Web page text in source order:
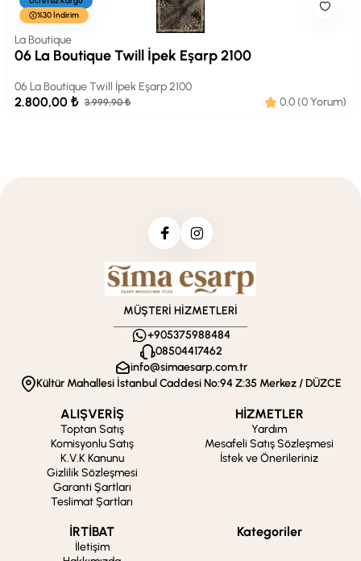
%30 İndirim
La Boutique
06 La Boutique Twill İpek Eşarp 2100
06 La Boutique Twill İpek Eşarp 2100
2.800,00 ₺ 3.999,90 ₺ 0.0 (0 Yorum)
MÜŞTERİ HİZMETLERİ
+905375988484
08504417462
info@simaesarp.com.tr
Kültür Mahallesi İstanbul Caddesi No:94 Z:35 Merkez / DÜZCE
ALIŞVERİŞ
Toptan Satış
Komisyonlu Satış
K.V.K Kanunu
Gizlilik Sözleşmesi
Garanti Şartları
Teslimat Şartları
HİZMETLER
Yardım
Mesafeli Satış Sözleşmesi
İstek ve Önerileriniz
İRTİBAT
İletişim
Kategoriler